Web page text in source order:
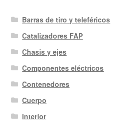
Barras de tiro y teleféricos
Catalizadores FAP
Chasis y ejes
Componentes eléctricos
Contenedores
Cuerpo
Interior